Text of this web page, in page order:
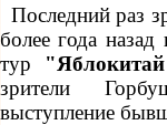
Последний раз
более года назад
тур
зрители
выступление